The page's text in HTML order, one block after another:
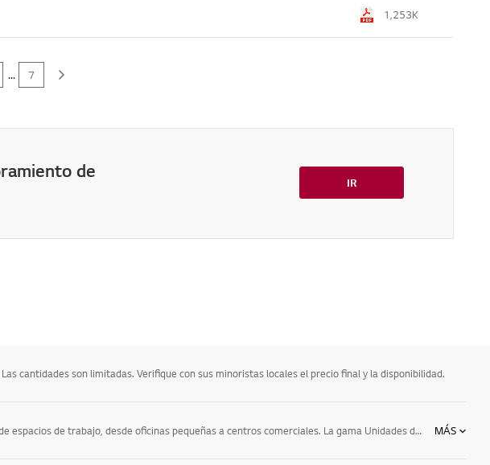
1,253K
... 7 Next
de
IR
cantidades son limitadas. Verifique con sus minoristas locales el precio final y la disponibilidad.
LG cuenta con diferentes gamas de modelos de aires acondicionados que se adaptan a las necesidades de los distintos tipos de espacios de trabajo, desde oficinas pequeñas a centros comerciales. La gama Unidades de Interior de LG dispone de diferentes modelos especializados en eficiencia energética a la vez que proporcionan una climatización óptima con un mantenimiento sencillo. Obtenga ahora toda la información en la web y elija la instalación más personalizada para su negocio. MÁS